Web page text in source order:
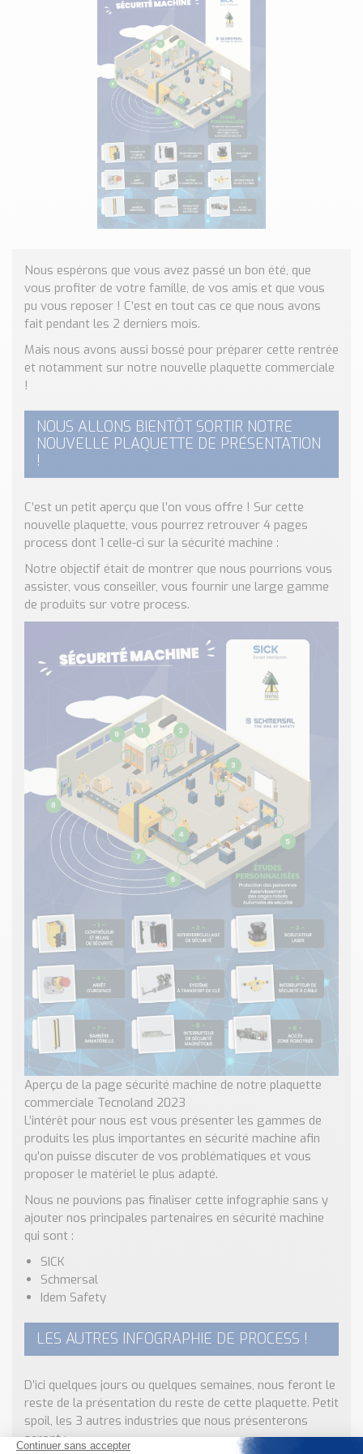
Classé par marque
ENDRESS+HAUSER
SCHMERSAL
Voir toutes les marques …
Nos outils et simulateurs
Téléchargement (Logiciels, Documents,..)
Formulaire sonde température
Formulaire Débitmètre
Calculateur maintien en température
Calculateur Chauffage/Liquide/Gaz
Blog
Nos Réalisations
Catalogue des essentiels pour les brasseries et micro-
brasseries
Contact & Devis
Nous espérons que vous avez passé un bon été, que
vous profiter de votre famille, de vos amis et que vous
pu vous reposer ! C’est en tout cas ce que nous avons
fait pendant les 2 derniers mois.
Mais nous avons aussi bossé pour préparer cette rentrée
et notamment sur notre nouvelle plaquette commerciale
!
NOUS ALLONS BIENTÔT SORTIR NOTRE
NOUVELLE PLAQUETTE DE PRÉSENTATION
!
C’est un petit aperçu que l’on vous offre ! Sur cette
nouvelle plaquette, vous pourrez retrouver 4 pages
process dont 1 celle-ci sur la sécurité machine :
Notre objectif était de montrer que nous pourrions vous
assister, vous conseiller, vous fournir une large gamme
de produits sur votre process.
Aperçu de la page sécurité machine de notre plaquette
commerciale Tecnoland 2023
L’intérêt pour nous est vous présenter les gammes de
produits les plus importantes en sécurité machine afin
qu’on puisse discuter de vos problématiques et vous
proposer le matériel le plus adapté.
Nous ne pouvions pas finaliser cette infographie sans y
ajouter nos principales partenaires en sécurité machine
qui sont :
SICK
Schmersal
Idem Safety
LES AUTRES INFOGRAPHIE DE PROCESS !
D’ici quelques jours ou quelques semaines, nous feront le
reste de la présentation du reste de cette plaquette. Petit
spoil, les 3 autres industries que nous présenterons
seront :